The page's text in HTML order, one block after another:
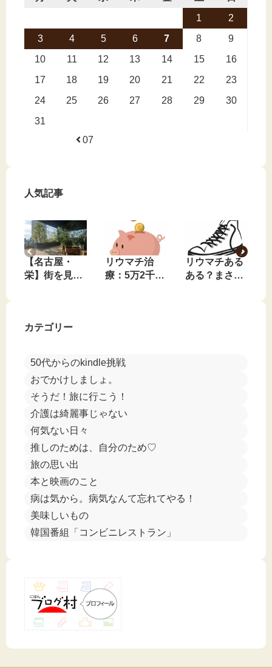
1
2
3
4 5 6 7 8
9
10
11 12 13 14 15
16
17
18 19 20 21 22
23
24
25 26 27 28 29
30
31
07
人気記事
【名古屋・
栄】街を見下
ト
リウマチ治
療：5万2千円
リウマチある
ある？まさか
カテゴリー
50代からのkindle挑戦
おでかけしましょ。
そうだ！旅に行こう！
介護は綺麗事じゃない
何気ない日々
推しのためは、自分のため♡
旅の思い出
本と映画のこと
病は気から。病気なんて忘れてやる！
美味しいもの
韓国番組「コンビニレストラン」